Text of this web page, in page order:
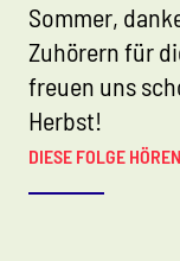
Sommer,
Zuhörern für
freuen uns
Herbst!
DIESE FOLGE HÖREN